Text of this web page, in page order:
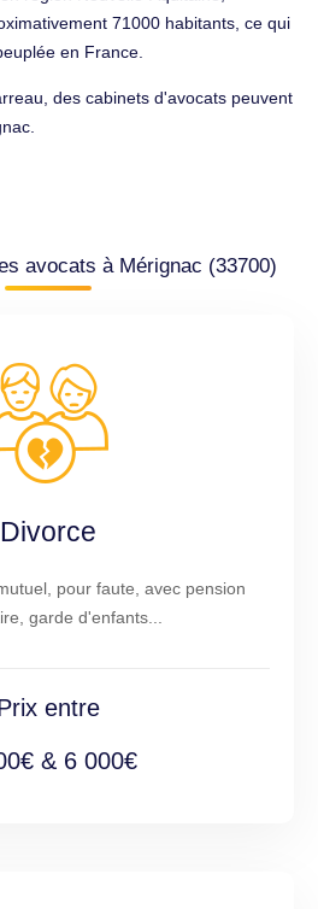
71000 habitants, ce qui
en France.
des cabinets d'avocats peuvent
avocats à Mérignac (33700)
Divorce
pour faute, avec pension
garde d'enfants...
entre
& 6 000€